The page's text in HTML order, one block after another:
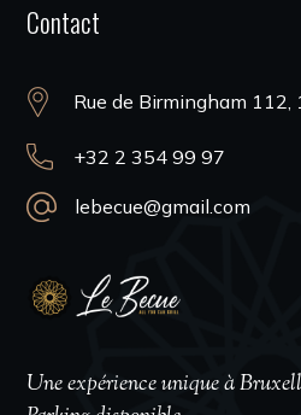
Contact
Rue de Birmingham
+32 2 354 99 97
lebecue@gmail.com
Une expérience unique à